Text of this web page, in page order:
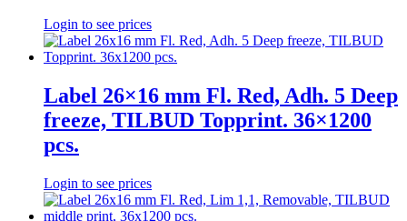
Login to see prices
Label 26×16 mm Fl. Red, Adh. 5 Deep
freeze, TILBUD Topprint. 36×1200
pcs.
Login to see prices